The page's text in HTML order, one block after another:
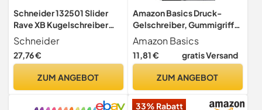
Schneider 132501 Slider
Rave XB Kugelschreiber
(Strichstärke: XB,
dokumentenechte Mine,
Made in Germany) 5 Stück,
Schneider
27,76 €
ZUM ANGEBOT
Amazon Basics Druck-
Gelschreiber, Gummigriff,
Wischfest, Ideal für Schule
und Büro, Feine
Strichstärke (0,7mm),
Amazon Basics
11,81 € gratis Versand
ZUM ANGEBOT
33% Rabatt